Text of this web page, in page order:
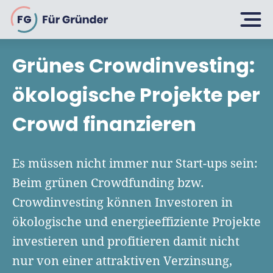
FG
Planen
Selbstständig machen
Bin ich ein Gründer?
Geschäftsmodell entwickeln
Businessplan schreiben
Businessplan-Vorlage & Muster
Firma gründen: 10 Tipps
Rechtsform wählen
UG gründen
GmbH gründen
Wachsen
6 Tipps zum Start
Finanzieren
Grünes Crowdinvesting:
ökologische Projekte per
Crowd finanzieren
Es müssen nicht immer nur Start-ups sein:
Beim grünen Crowdfunding bzw.
Crowdinvesting können Investoren in
ökologische und energieeffiziente Projekte
investieren und profitieren damit nicht
nur von einer attraktiven Verzinsung,